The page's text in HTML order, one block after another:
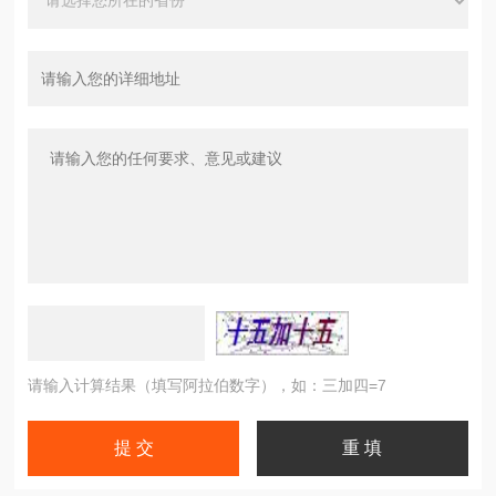
请输入计算结果（填写阿拉伯数字），如：三加四=7